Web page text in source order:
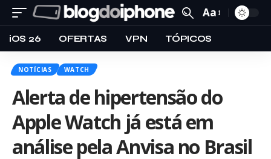
Aa
iOS 26 OFERTAS VPN TÓPICOS
NOTÍCIAS WATCH
Alerta de hipertensão do
Apple Watch já está em
análise pela Anvisa no Brasil